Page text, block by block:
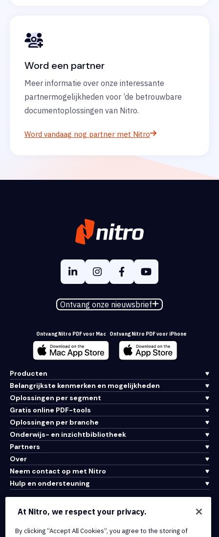
Word een partner
Meer informatie over onze interessante
partnermogelijkheden voor ’de betrouwbare
documentoplossingen van Nitro.
Word vandaag nog partner met Nitro
Ontvang onze nieuwsbrief
Ontvang Nitro PDF voor Mac Ontvang Nitro PDF voor iPhone
Producten
Belangrijkste kenmerken en mogelijkheden
Oplossingen per segment
Gratis online PDF-tools
Oplossingen per branche
Onderwijs- en inzichtbibliotheek
Partners
Over
Neem contact op met Nitro
Hulp en ondersteuning
Integraties en API-connectiviteit
Cookiebeleid
At Nitro, we respect your privacy.
By clicking “Accept All Cookies”, you agree to the storing of